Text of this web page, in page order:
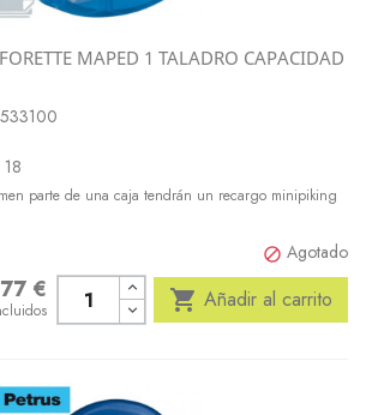
MAPED 1 TALADRO CAPACIDAD
18
parte de una caja tendrán un recargo minipiking
 Agotado
€  Añadir al carrito